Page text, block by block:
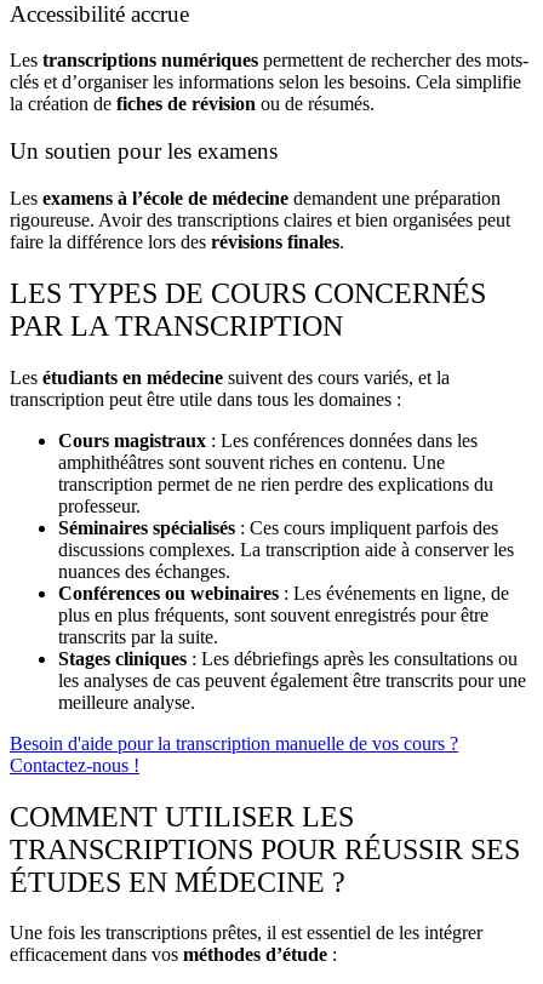
Accessibilité accrue
Les transcriptions numériques permettent de rechercher des mots-
clés et d’organiser les informations selon les besoins. Cela simplifie
la création de fiches de révision ou de résumés.
Un soutien pour les examens
Les examens à l’école de médecine demandent une préparation
rigoureuse. Avoir des transcriptions claires et bien organisées peut
faire la différence lors des révisions finales.
LES TYPES DE COURS CONCERNÉS
PAR LA TRANSCRIPTION
Les étudiants en médecine suivent des cours variés, et la
transcription peut être utile dans tous les domaines :
Cours magistraux : Les conférences données dans les
amphithéâtres sont souvent riches en contenu. Une
transcription permet de ne rien perdre des explications du
professeur.
Séminaires spécialisés : Ces cours impliquent parfois des
discussions complexes. La transcription aide à conserver les
nuances des échanges.
Conférences ou webinaires : Les événements en ligne, de
plus en plus fréquents, sont souvent enregistrés pour être
transcrits par la suite.
Stages cliniques : Les débriefings après les consultations ou
les analyses de cas peuvent également être transcrits pour une
meilleure analyse.
Besoin d'aide pour la transcription manuelle de vos cours ?
Contactez-nous !
COMMENT UTILISER LES
TRANSCRIPTIONS POUR RÉUSSIR SES
ÉTUDES EN MÉDECINE ?
Une fois les transcriptions prêtes, il est essentiel de les intégrer
efficacement dans vos méthodes d’étude :